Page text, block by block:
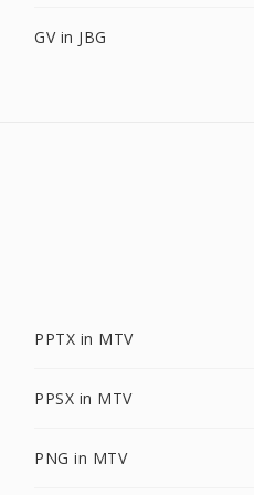
GV in JBG
PPTX in MTV
PPSX in MTV
PNG in MTV